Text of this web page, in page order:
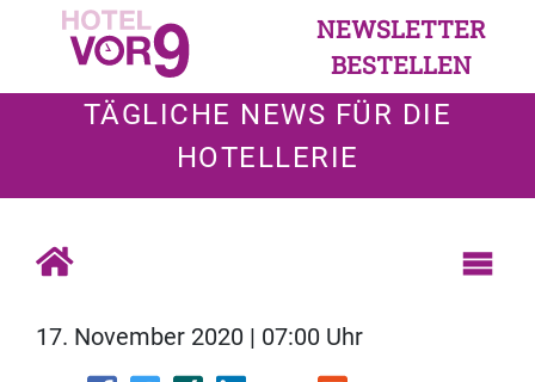
NEWSLETTER
BESTELLEN
TÄGLICHE NEWS FÜR DIE
HOTELLERIE
17. November 2020 | 07:00 Uhr